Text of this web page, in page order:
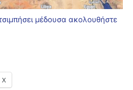
μέδουσα ακολουθήστε
X